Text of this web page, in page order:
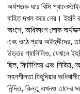
অর্ধশতক ধরে বিসি
বাহিত দখল করে নেয়। ইহুদি
অংশে, অধিকাংশ লোক অর্থডক্স
এবং ওঠে প্রায় অইহুদীদের,
উত্তর গ্যালিলিও, যেখানে
ছিল, ফিনিশিআ এবং সিরিয়া,
সহনশীলতা যিহূদিয়ার
নিন্দিত, কিন্তু এখনও তাদের